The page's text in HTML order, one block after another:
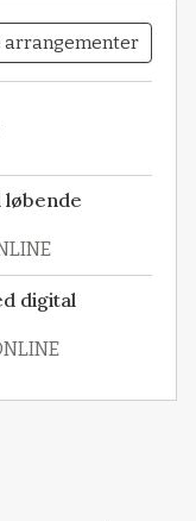
arrangementer
løbende
digital